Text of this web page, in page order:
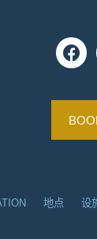
地点 设